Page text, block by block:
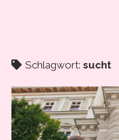
DRAMA
Schlagwort: sucht